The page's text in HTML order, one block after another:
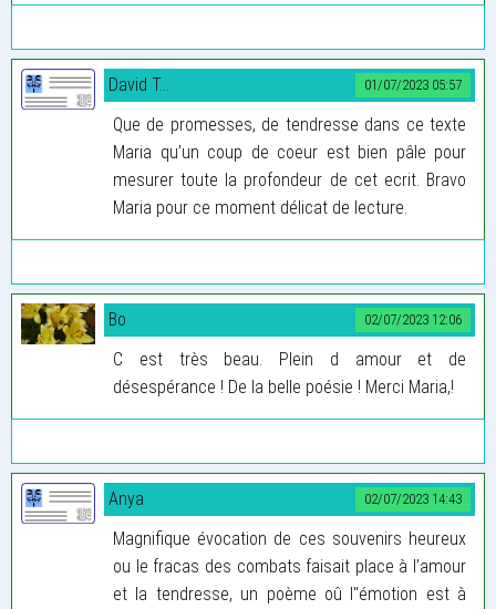
01/07/2023 05:57
David T...
Que de promesses, de tendresse dans ce texte
Maria qu’un coup de coeur est bien pâle pour
mesurer toute la profondeur de cet ecrit. Bravo
Maria pour ce moment délicat de lecture.
02/07/2023 12:06
Bo
C est très beau. Plein d amour et de
désespérance ! De la belle poésie ! Merci Maria,!
02/07/2023 14:43
Anya
Magnifique évocation de ces souvenirs heureux
ou le fracas des combats faisait place à l’amour
et la tendresse, un poème oû l"émotion est à